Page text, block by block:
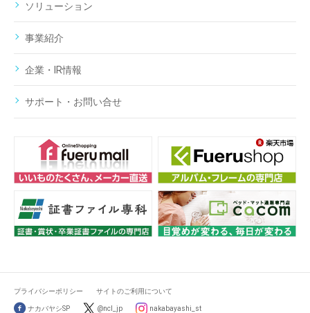
ソリューション
事業紹介
企業・IR情報
サポート・お問い合せ
プライバシーポリシー サイトのご利用について
ナカバヤシSP @ncl_jp nakabayashi_st